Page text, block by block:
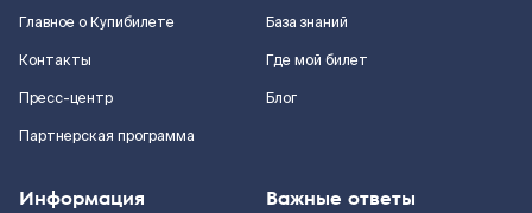
Главное о Купибилете
Контакты
Пресс-центр
Партнерская программа
База знаний
Где мой билет
Блог
Информация Важные ответы